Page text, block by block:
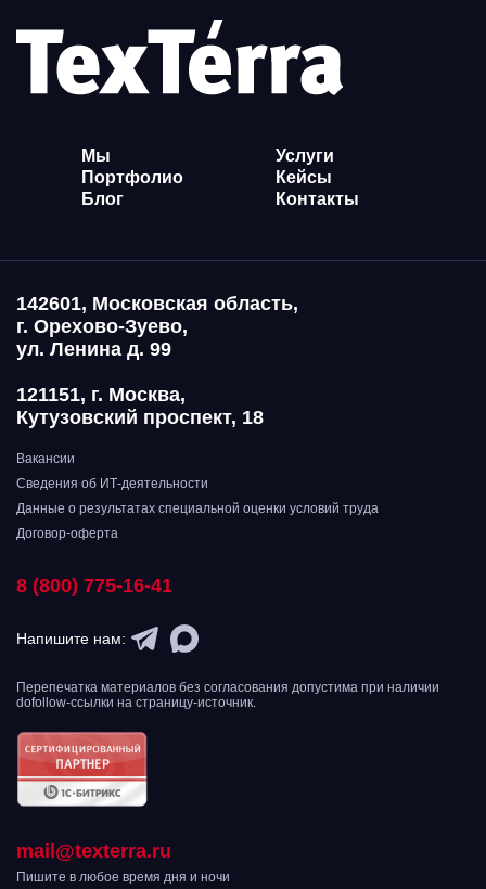
Мы
Услуги
Портфолио
Кейсы
Блог
Контакты
142601, Московская область,
г. Орехово-Зуево,
ул. Ленина д. 99
121151, г. Москва,
Кутузовский проспект, 18
Вакансии
Сведения об ИТ-деятельности
Данные о результатах специальной оценки условий труда
Договор-оферта
8 (800) 775-16-41
Напишите нам:
Перепечатка материалов без согласования допустима при наличии
dofollow-ссылки на страницу-источник.
mail@texterra.ru
Пишите в любое время дня и ночи